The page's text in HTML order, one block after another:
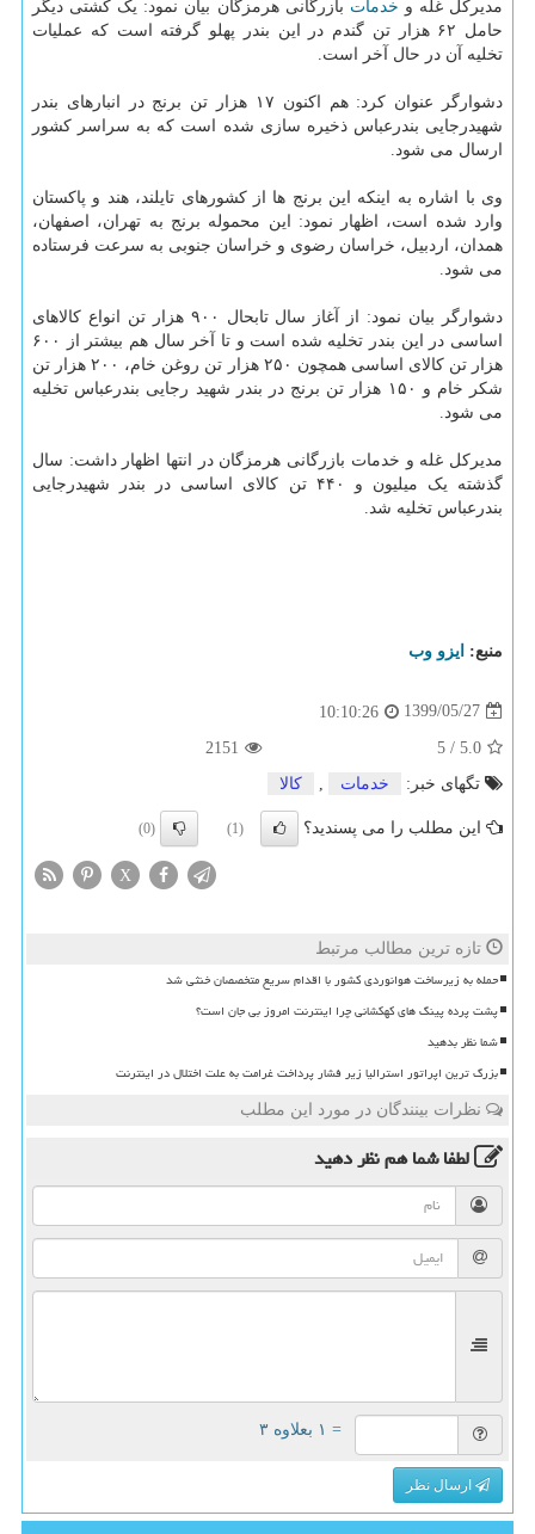
مدیرکل غله و خدمات بازرگانی هرمزگان بیان نمود: یک کشتی دیگر
حامل ۶۲ هزار تن گندم در این بندر پهلو گرفته است که عملیات
تخلیه آن در حال آخر است.
دشوارگر عنوان کرد: هم اکنون ۱۷ هزار تن برنج در انبارهای بندر
شهیدرجایی بندرعباس ذخیره سازی شده است که به سراسر کشور
ارسال می شود.
وی با اشاره به اینکه این برنج ها از کشورهای تایلند، هند و پاکستان
وارد شده است، اظهار نمود: این محموله برنج به تهران، اصفهان،
همدان، اردبیل، خراسان رضوی و خراسان جنوبی به سرعت فرستاده
می شود.
دشوارگر بیان نمود: از آغاز سال تابحال ۹۰۰ هزار تن انواع کالاهای
اساسی در این بندر تخلیه شده است و تا آخر سال هم بیشتر از ۶۰۰
هزار تن کالای اساسی همچون ۲۵۰ هزار تن روغن خام، ۲۰۰ هزار تن
شکر خام و ۱۵۰ هزار تن برنج در بندر شهید رجایی بندرعباس تخلیه
می شود.
مدیرکل غله و خدمات بازرگانی هرمزگان در انتها اظهار داشت: سال
گذشته یک میلیون و ۴۴۰ تن کالای اساسی در بندر شهیدرجایی
بندرعباس تخلیه شد.
منبع: ایزو وب
1399/05/27
10:10:26
5.0
/
5
2151
تگهای خبر:
خدمات كالا
این مطلب را می پسندید؟ (1)
(0)
X
تازه ترین مطالب مرتبط
حمله به زیرساخت هوانوردی کشور با اقدام سریع متخصصان خنثی شد
پشت پرده پینگ های کهکشانی چرا اینترنت امروز بی جان است؟
شما نظر بدهید
بزرگ ترین اپراتور استرالیا زیر فشار پرداخت غرامت به علت اختلال در اینترنت
نظرات بینندگان در مورد این مطلب
لطفا شما همنظر دهید
= ۱ بعلاوه ۳
ارسال نظر